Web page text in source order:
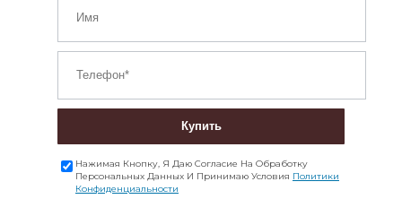
Купить
Нажимая Кнопку, Я Даю Согласие На Обработку
Персональных Данных И Принимаю Условия Политики
Конфиденциальности